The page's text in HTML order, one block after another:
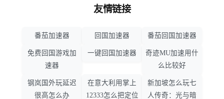
友情链接
番茄加速器 回国加速器 番茄回国加速器
免费回国游戏加
速器
一键回国加速器
奇迹MU加速用什
么比较好
钢岚国外玩延迟
很高怎么办
在意大利用掌上
12333怎么把定位
新加坡怎么玩七
人传奇：光与暗